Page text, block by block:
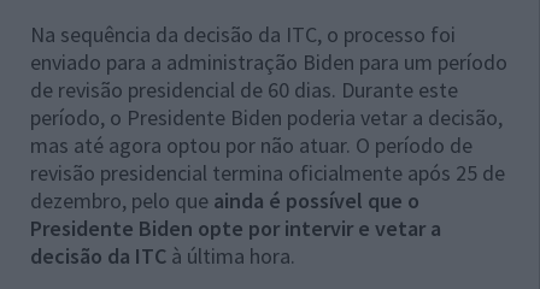
Na sequência da decisão da ITC, o processo foi
enviado para a administração Biden para um período
de revisão presidencial de 60 dias. Durante este
período, o Presidente Biden poderia vetar a decisão,
mas até agora optou por não atuar. O período de
revisão presidencial termina oficialmente após 25 de
dezembro, pelo que ainda é possível que o
Presidente Biden opte por intervir e vetar a
decisão da ITC à última hora.